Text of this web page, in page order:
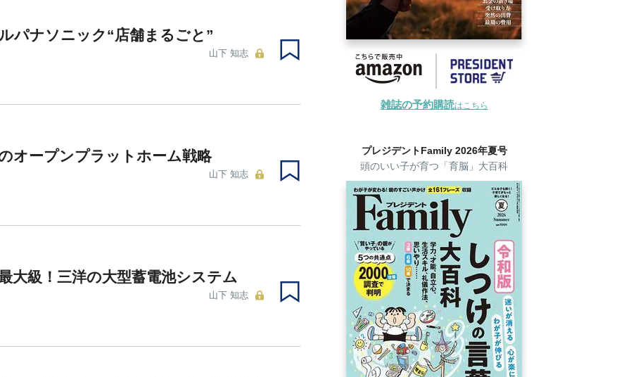
パナソニック“店舗まるごと”
山下 知志
オープンプラットホーム戦略
山下 知志
大級！三洋の大型蓄電池システム
山下 知志
雑誌の予約購読はこちら
プレジデントFamily 2026年夏号
頭のいい子が育つ「育脳」大百科